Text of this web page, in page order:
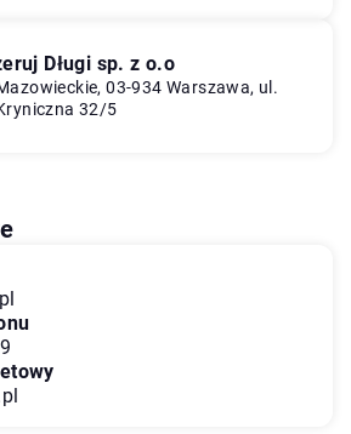
Długi sp. z o.o
03-934 Warszawa, ul.
32/5